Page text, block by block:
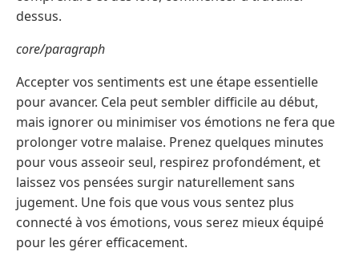
dessus.
core/paragraph
Accepter vos sentiments est une étape essentielle
pour avancer. Cela peut sembler difficile au début,
mais ignorer ou minimiser vos émotions ne fera que
prolonger votre malaise. Prenez quelques minutes
pour vous asseoir seul, respirez profondément, et
laissez vos pensées surgir naturellement sans
jugement. Une fois que vous vous sentez plus
connecté à vos émotions, vous serez mieux équipé
pour les gérer efficacement.